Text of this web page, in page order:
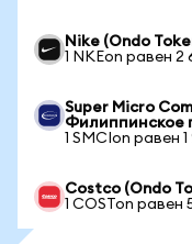
Nike (Ondo
1 NKEon равен 2
Super Micro
Филиппинское
1 SMCIon равен
Costco (Ondo
1 COSTon равен